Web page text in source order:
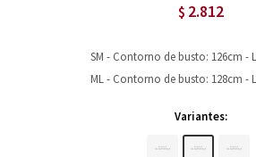
$ 2.812
SM - Contorno de busto: 126cm -
ML - Contorno de busto: 128cm -
Variantes: